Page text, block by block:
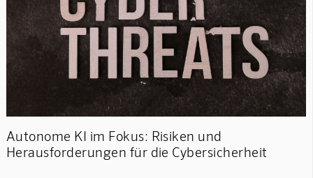
Autonome KI im Fokus: Risiken und
Herausforderungen für die Cybersicherheit